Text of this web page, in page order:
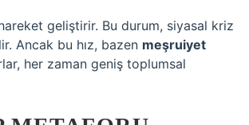
geliştirir. Bu durum, siyasal kriz
Ancak bu hız, bazen meşruiyet
her zaman geniş toplumsal